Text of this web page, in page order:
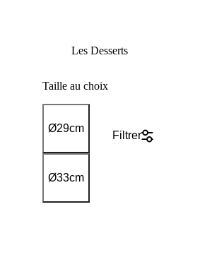
Les Desserts
Taille au choix
Ø29cm
Ø33cm
Filtrer